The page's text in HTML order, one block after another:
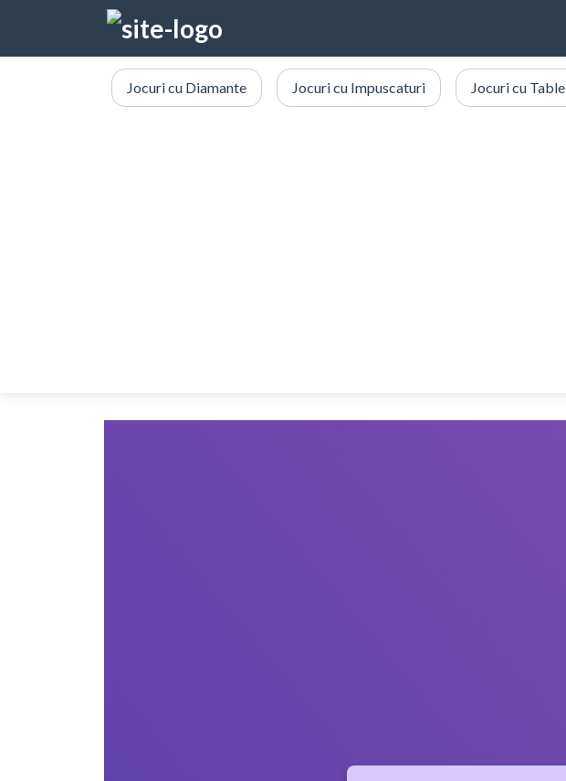
Jocuri cu Diamante Jocuri cu Impuscaturi Jocuri cu Table